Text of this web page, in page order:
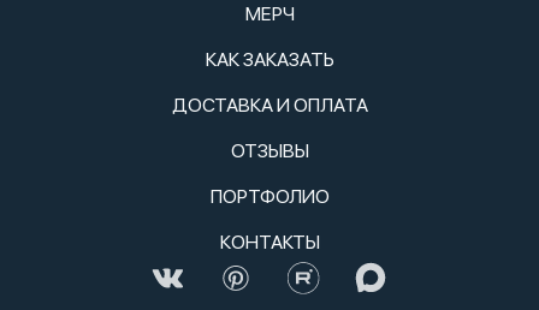
МЕРЧ
КАК ЗАКАЗАТЬ
ДОСТАВКА И ОПЛАТА
ОТЗЫВЫ
ПОРТФОЛИО
КОНТАКТЫ